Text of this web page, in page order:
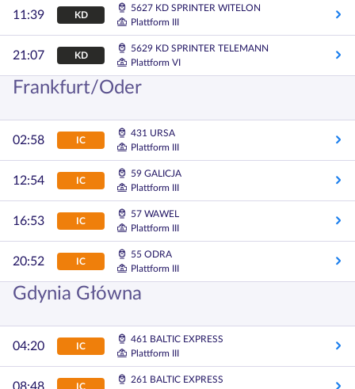
11:39 KD
5627 KD SPRINTER WITELON
Plattform III
21:07 KD
5629 KD SPRINTER TELEMANN
Plattform VI
Frankfurt/Oder
02:58 IC
431 URSA
Plattform III
12:54 IC
59 GALICJA
Plattform III
16:53 IC
57 WAWEL
Plattform III
20:52 IC
55 ODRA
Plattform III
Gdynia Główna
04:20 IC
461 BALTIC EXPRESS
Plattform III
IC
261 BALTIC EXPRESS